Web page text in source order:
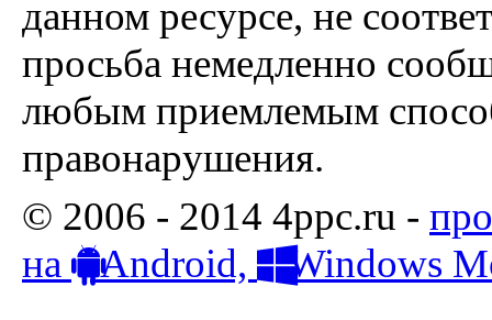
данном ресурсе, не
просьба немедленно
любым приемлемым
правонарушения.
© 2006 - 2014 4ppc.ru -
на
Android, Windows